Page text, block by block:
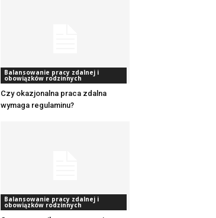
Balansowanie pracy zdalnej i
obowiązków rodzinnych
Czy okazjonalna praca zdalna
wymaga regulaminu?
Balansowanie pracy zdalnej i
obowiązków rodzinnych